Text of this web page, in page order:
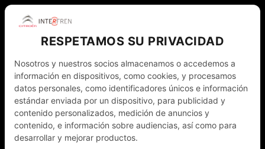
WHATSAPP
RESPETAMOS SU PRIVACIDAD
Nosotros y nuestros socios almacenamos o accedemos a
información en dispositivos, como cookies, y procesamos
datos personales, como identificadores únicos e información
estándar enviada por un dispositivo, para publicidad y
contenido personalizados, medición de anuncios y
contenido, e información sobre audiencias, así como para
desarrollar y mejorar productos.